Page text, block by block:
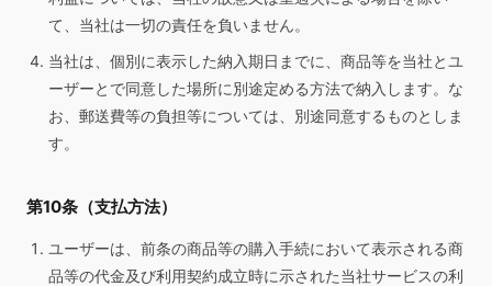
て、当社は一切の責任を負いません。
当社は、個別に表示した納入期日までに、商品等を当社とユ
ーザーとで同意した場所に別途定める方法で納入します。な
お、郵送費等の負担等については、別途同意するものとしま
す。
第10条（支払方法）
ユーザーは、前条の商品等の購入手続において表示される商
品等の代金及び利用契約成立時に示された当社サービスの利